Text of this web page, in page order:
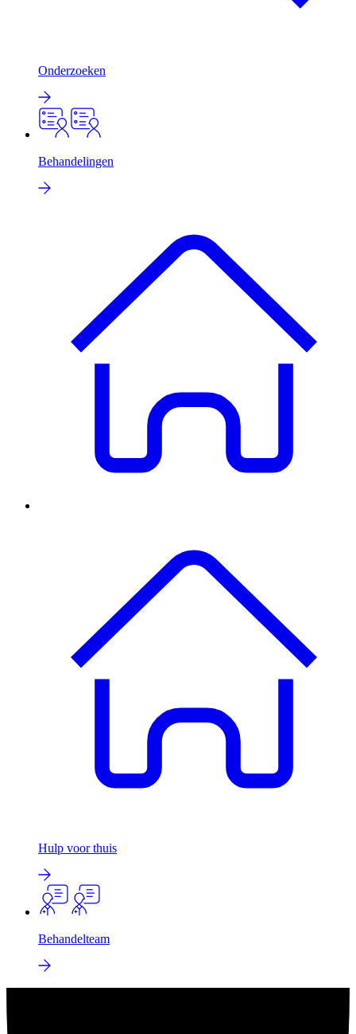
Onderzoeken
Behandelingen
Hulp voor thuis
Behandelteam